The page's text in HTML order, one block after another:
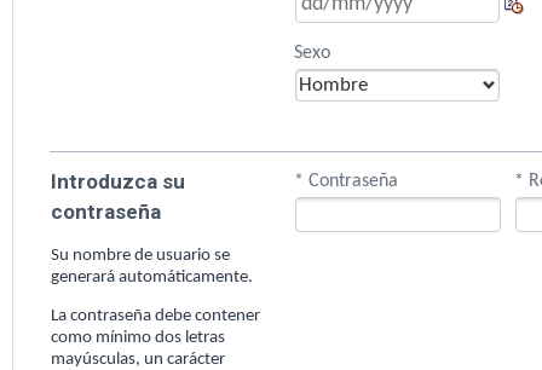
Sexo
Introduzca su
contraseña
Su nombre de usuario se
generará automáticamente.
La contraseña debe contener
como mínimo dos letras
mayúsculas, un carácter
* Contraseña *